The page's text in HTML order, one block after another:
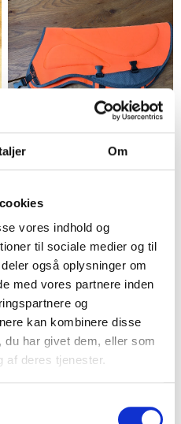
Om
vores indhold og
til sociale medier og til
også oplysninger om
med vores partnere inden
og
kan kombinere disse
du har givet dem, eller som
af deres tjenester.
Orange rideudstyr til hest
90,00 kr.
4 stk PC gamacher